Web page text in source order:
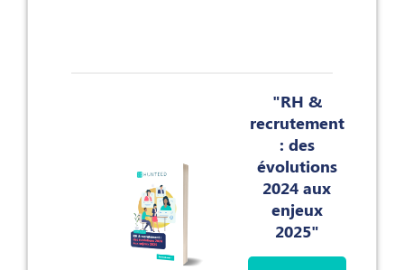
"RH &
recrutement
: des
évolutions
2024 aux
enjeux
2025"